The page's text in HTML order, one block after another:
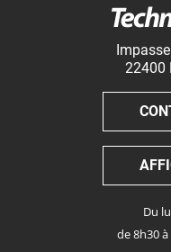
22400
Du
de 8h30